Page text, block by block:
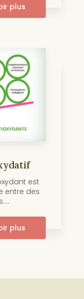
plus
est
entre des
plus